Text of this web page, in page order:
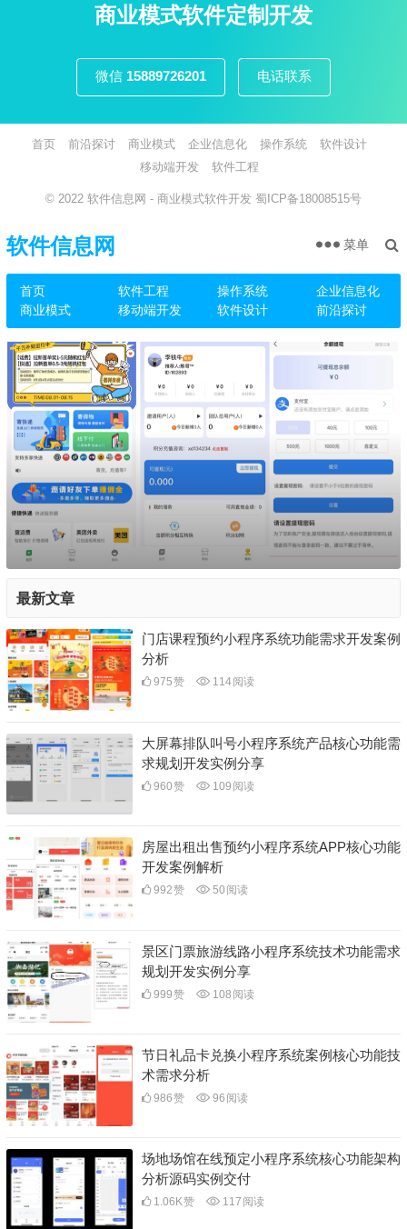
商业模式软件定制开发
微信 15889726201 电话联系
首页 前沿探讨 商业模式 企业信息化 操作系统
软件设计
移动端开发
软件工程
© 2022 软件信息网 - 商业模式软件开发 蜀ICP备18008515号
软件信息网
首页 软件工程 操作系统
企业信息化
商业模式
移动端开发 软件设计 前沿探讨
菜单
最新文章
门店课程预约小程序系统功能需求开发案例
分析
975赞 114阅读
大屏幕排队叫号小程序系统产品核心功能需
求规划开发实例分享
960赞 109 阅读
房屋出租出售预约小程序系统APP核心功能
开发案例解析
992赞 50 阅读
景区门票旅游线路小程序系统技术功能需求
规划开发实例分享
999赞 108 阅读
节日礼品卡兑换小程序系统案例核心功能技
术需求分析
986赞 96 阅读
场地场馆在线预定小程序系统核心功能架构
分析源码实例交付
1.06K赞 117 阅读